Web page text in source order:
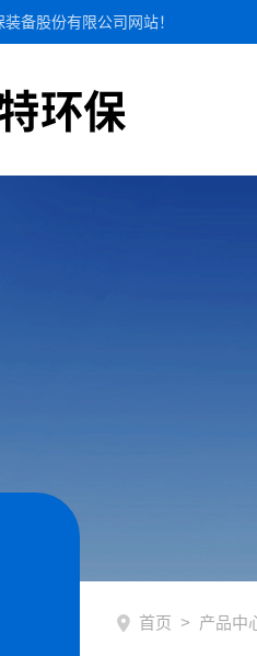
备股份有限公司网站！
首页 > 产品中